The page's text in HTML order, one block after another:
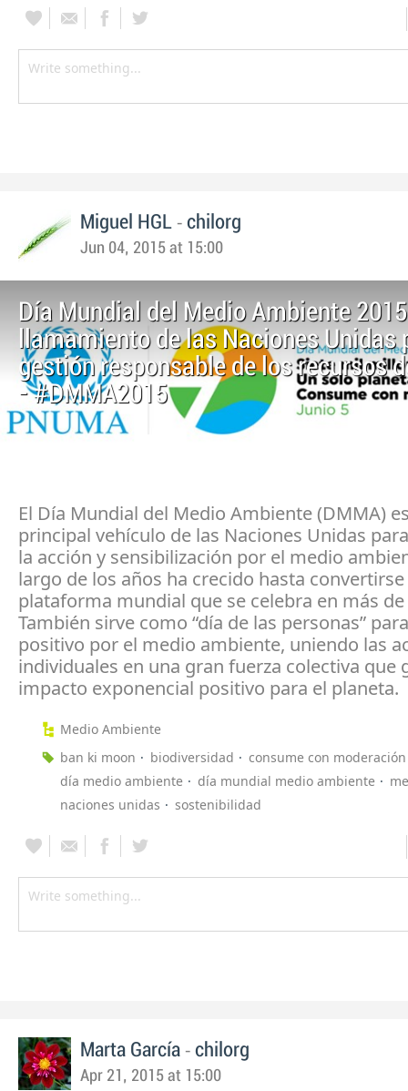
Miguel HGL - chilorg
Jun 04, 2015 at 15:00
Día Mundial del Medio Ambiente
llamamiento de las Naciones Unidas
gestión responsable de los recursos
- #DMMA2015
El Día Mundial del Medio Ambiente (DMMA)
principal vehículo de las Naciones Unidas
la acción y sensibilización por el medio
largo de los años ha crecido hasta
plataforma mundial que se celebra en más de
También sirve como “día de las personas”
positivo por el medio ambiente, uniendo las
individuales en una gran fuerza colectiva que
impacto exponencial positivo para el planeta.
Medio Ambiente
ban ki moon
biodiversidad
consume con moderación
día medio ambiente
día mundial medio ambiente
naciones unidas
sostenibilidad
Marta García - chilorg
Apr 21, 2015 at 15:00